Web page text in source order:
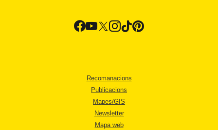
Recomanacions
Publicacions
Mapes/GIS
Newsletter
Mapa web